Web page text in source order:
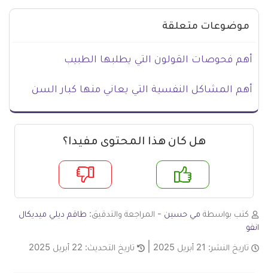
موضوعات متعلقة
أهم فحوصات القولون التي يطلبها الطبيب
أهم المشاكل النفسية التي يعاني منها كبار السن
هل كان هذا المحتوى مفيدا؟
لا
كتب بواسطة مي حسين - المراجعة والتدقيق: طاقم ديلي ميديكال
انفو
تاريخ النشر: 21 أبريل 2025 تاريخ التحديث: 22 أبريل 2025